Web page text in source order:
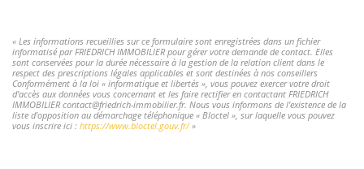
« Les informations recueillies sur ce formulaire sont enregistrées dans un fichier
informatisé par FRIEDRICH IMMOBILIER pour gérer votre demande de contact. Elles
sont conservées pour la durée nécessaire à la gestion de la relation client dans le
respect des prescriptions légales applicables et sont destinées à nos conseillers
Conformément à la loi « informatique et libertés », vous pouvez exercer votre droit
d'accès aux données vous concernant et les faire rectifier en contactant FRIEDRICH
IMMOBILIER contact@friedrich-immobilier.fr. Nous vous informons de l'existence de la
liste d'opposition au démarchage téléphonique « Bloctel », sur laquelle vous pouvez
vous inscrire ici : https://www.bloctel.gouv.fr/»